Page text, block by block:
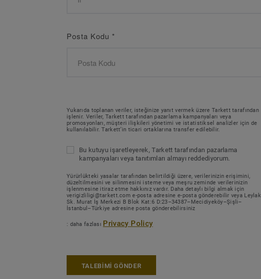
Posta Kodu *
Yukarıda toplanan veriler, isteğinize yanıt vermek üzere Tarkett tarafından
işlenir. Veriler, Tarkett tarafından pazarlama kampanyaları veya
promosyonları, müşteri ilişkileri yönetimi ve istatistiksel analizler için de
kullanılabilir. Tarkett’in ticari ortaklarına transfer edilebilir.
Bu kutuyu işaretleyerek, Tarkett tarafından pazarlama
kampanyaları veya tanıtımları almayı reddediyorum.
Yürürlükteki yasalar tarafından belirtildiği üzere, verilerinizin erişimini,
düzeltilmesini ve silinmesini isteme veya meşru zeminde verilerinizin
işlenmesine itiraz etme hakkınız vardır. Daha detaylı bilgi almak için
verigizliligi@tarkett.com e-posta adresine e-posta gönderebilir veya Leylak
Sk. Murat İş Merkezi B Blok Kat:6 D:23–34387–Mecidiyeköy–Şişli–
İstanbul–Türkiye adresine posta gönderebilirsiniz
: daha fazlası Privacy Policy
TALEBİMİ GÖNDER